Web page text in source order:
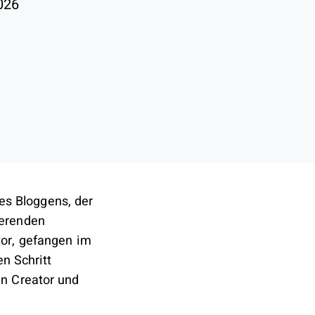
Bloggens, der
gefangen im
Schritt
Creator und